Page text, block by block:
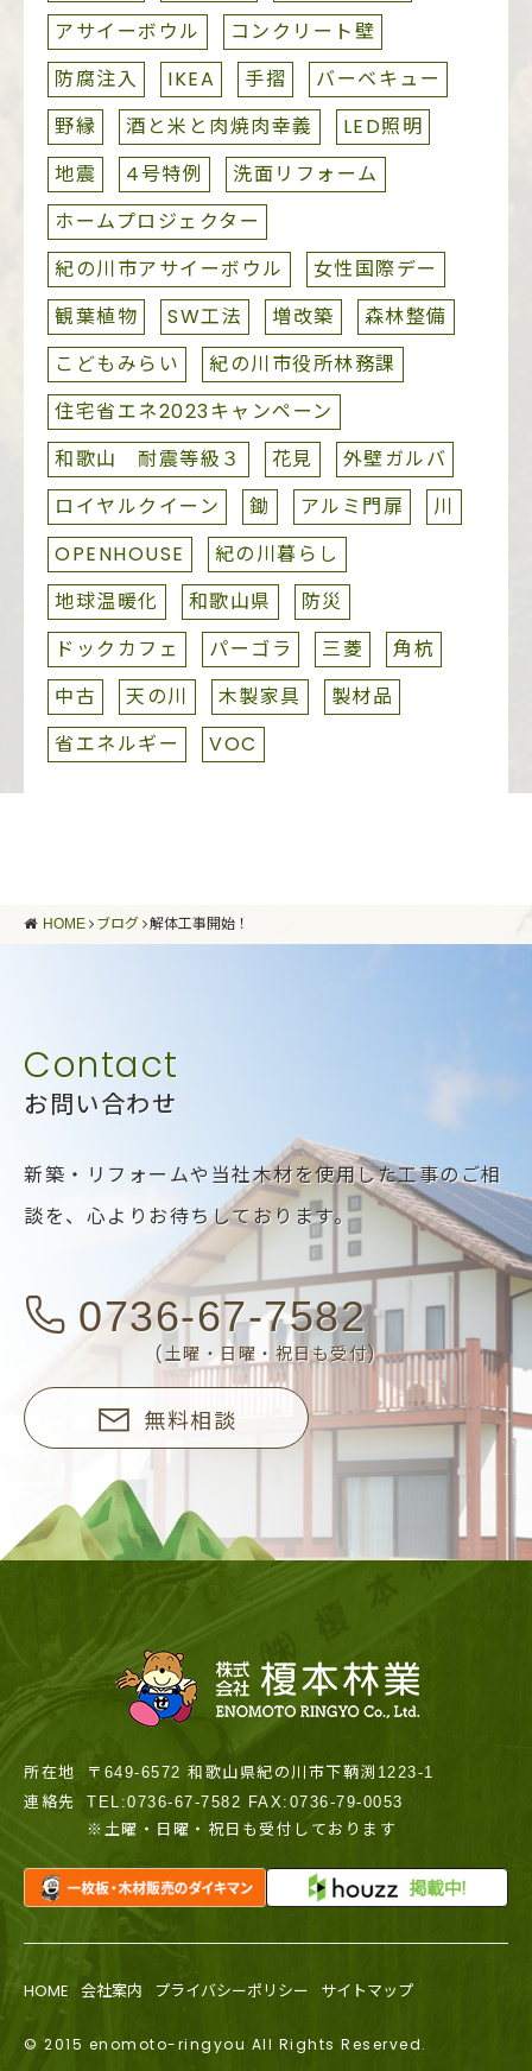
アサイーボウル
コンクリート壁
防腐注入
IKEA 手摺
バーベキュー
野縁
酒と米と肉焼肉幸義
LED照明
地震
4号特例
洗面リフォーム
ホームプロジェクター
紀の川市アサイーボウル
女性国際デー
観葉植物
SW工法 増改築
森林整備
こどもみらい
紀の川市役所林務課
住宅省エネ2023キャンペーン
和歌山 耐震等級３
花見
外壁ガルバ
ロイヤルクイーン
鋤 アルミ門扉
川
OPENHOUSE
紀の川暮らし
地球温暖化
和歌山県
防災
ドックカフェ
パーゴラ 三菱
角杭
中古
天の川 木製家具
製材品
省エネルギー
VOC
HOME ブログ 解体工事開始！
お問い合わせ
新築・リフォームや当社木材を使用した工事のご相
談を、 心よりお待ちしております。
0736-67-7582
(土曜・日曜・祝日も受付)
無料相談
所在地
〒649-6572 和歌山県紀の川市下鞆渕1223-1
連絡先
TEL:0736-67-7582 FAX:0736-79-0053
※土曜・日曜・祝日も受付しております
HOME 会社案内 プライバシーポリシー サイトマップ
© 2015 enomoto-ringyou All Rights Reserved.